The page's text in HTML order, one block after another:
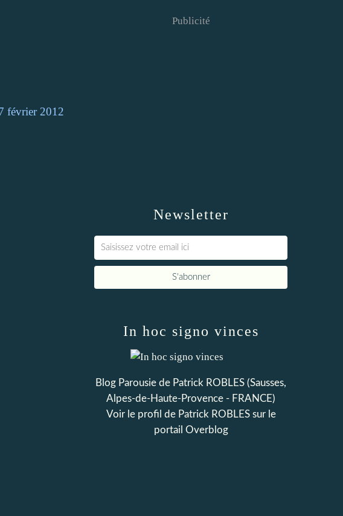
février 2012
Newsletter
Publicité
In hoc signo vinces
Blog Parousie de Patrick ROBLES (Sausses,
Alpes-de-Haute-Provence - FRANCE)
Voir le profil de Patrick ROBLESsur le
portail Overblog